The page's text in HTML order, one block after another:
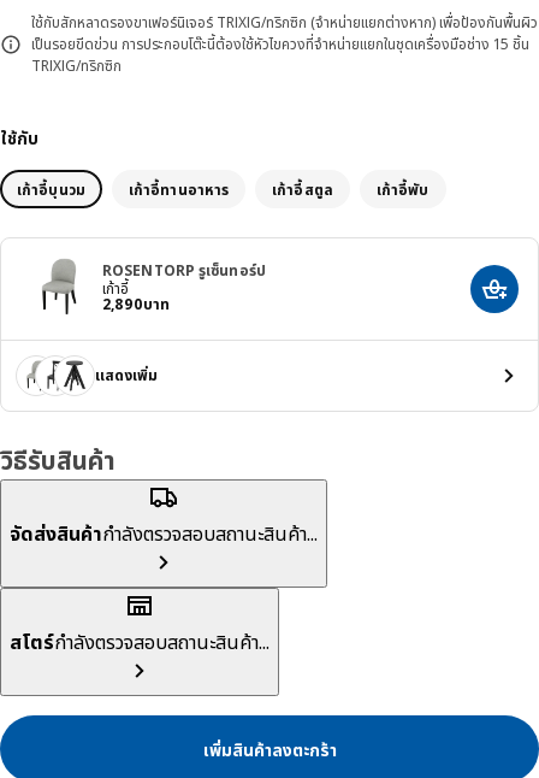
ใช้กับสักหลาดรองขาเฟอร์นิเจอร์ TRIXIG/ทริกซิก (จำหน่ายแยกต่างหาก) เพื่อป้องกันพื้นผิว
เป็นรอยขีดข่วน การประกอบโต๊ะนี้ต้องใช้หัวไขควงที่จำหน่ายแยกในชุดเครื่องมือช่าง 15 ชิ้น
TRIXIG/ทริกซิก
ใช้กับ
เก้าอี้บุนวม เก้าอี้ทานอาหาร เก้าอี้สตูล เก้าอี้พับ
ROSENTORP รูเซ็นทอร์ป
เก้าอี้
2,890บาท
ราคา 2890บาท เพิ่มสิ
แสดงเพิ่ม
วิธีรับสินค้า
จัดส่งสินค้ากำลังตรวจสอบสถานะสินค้า...
สโตร์กำลังตรวจสอบสถานะสินค้า...
เพิ่มสินค้าลงตะกร้า